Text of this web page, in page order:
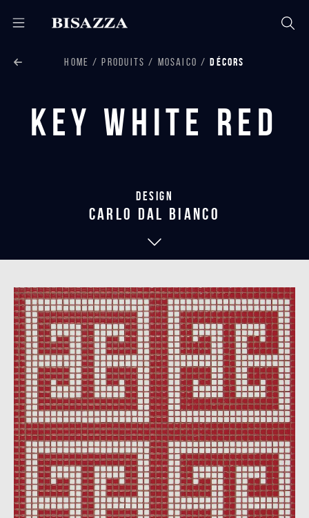
HOME PRODUITS MOSAICO DÉCORS
Key White Red
Design
carlo dal bianco